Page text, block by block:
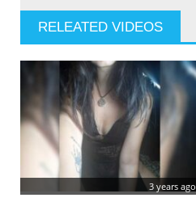
RELEATED VIDEOS
3 years ago